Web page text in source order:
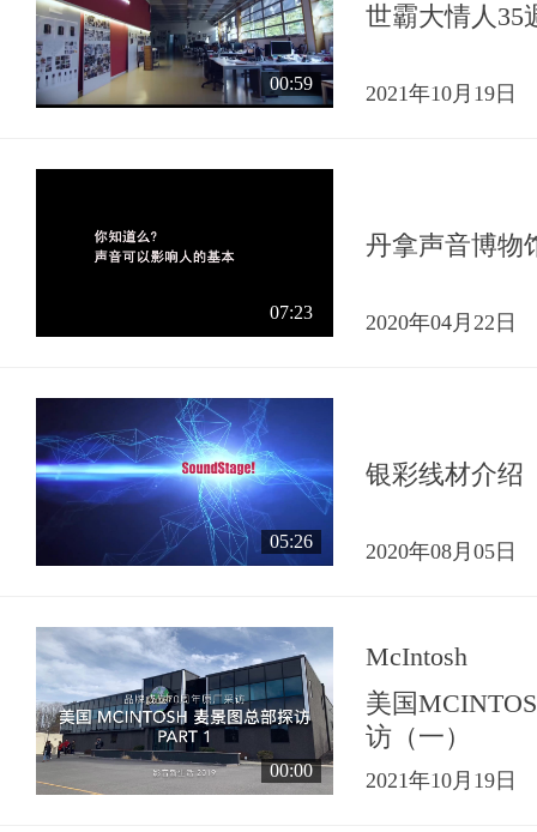
00:59
世霸大情人35
2021年10月19日
07:23
丹拿声音博物
2020年04月22日
05:26
银彩线材介绍
2020年08月05日
00:00
McIntosh
美国
访（一）
2021年10月19日